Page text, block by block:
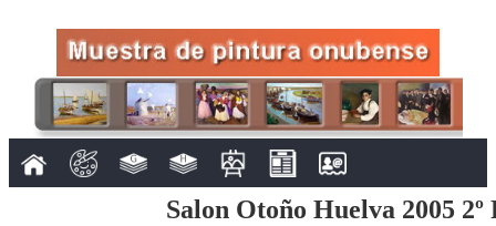
Salon Otoño Huelva 2005 2º